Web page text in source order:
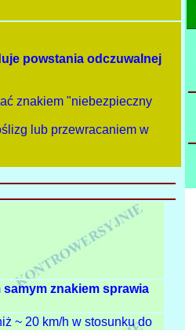
powstania odczuwalnej
znakiem "niebezpieczny
lub przewracaniem w
znakiem sprawia
~ 20 km/h w stosunku do